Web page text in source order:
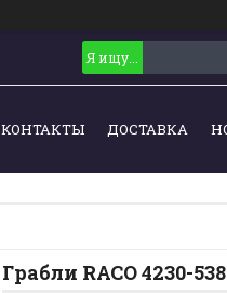
КОНТАКТЫ ДОСТАВКА
Грабли RACO 4230-